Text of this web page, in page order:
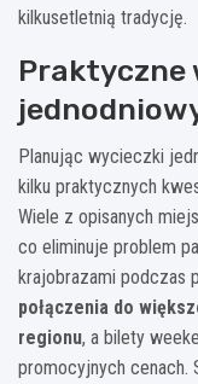
kilkusetletnią tradycję.
Praktyczne
Planując wycieczki
kilku praktycznych
Wiele z opisanych
co eliminuje problem
krajobrazami podczas
połączenia do
regionu, a bilety
promocyjnych cenach.